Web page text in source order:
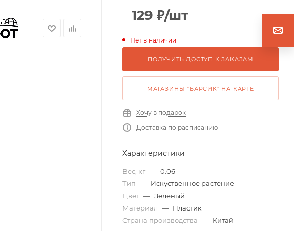
129 ₽/шт
Нет в наличии
ПОЛУЧИТЬ ДОСТУП К ЗАКАЗАМ
МАГАЗИНЫ "БАРСИК" НА КАРТЕ
Хочу в подарок
Доставка по расписанию
Характеристики
Вес, кг — 0.06
Тип — Искуственное растение
Цвет — Зеленый
Материал — Пластик
Страна производства — Китай